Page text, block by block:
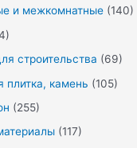
и межкомнатные (140)
строительства (69)
плитка, камень (105)
(255)
(117)